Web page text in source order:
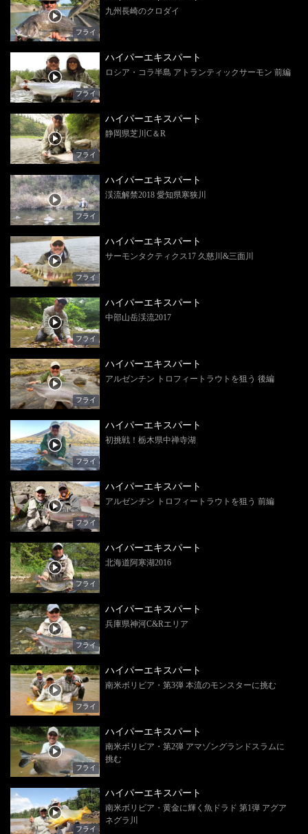
フライ
九州長崎のクロダイ
フライ
ハイパーエキスパート
ロシア・コラ半島 アトランティックサーモン 前編
フライ
ハイパーエキスパート
静岡県芝川C＆R
フライ
ハイパーエキスパート
渓流解禁2018 愛知県寒狭川
フライ
ハイパーエキスパート
サーモンタクティクス17 久慈川&三面川
フライ
ハイパーエキスパート
中部山岳渓流2017
フライ
ハイパーエキスパート
アルゼンチン トロフィートラウトを狙う 後編
フライ
ハイパーエキスパート
初挑戦！栃木県中禅寺湖
フライ
ハイパーエキスパート
アルゼンチン トロフィートラウトを狙う 前編
フライ
ハイパーエキスパート
北海道阿寒湖2016
フライ
ハイパーエキスパート
兵庫県神河C&Rエリア
フライ
ハイパーエキスパート
南米ボリビア・第3弾 本流のモンスターに挑む
フライ
ハイパーエキスパート
南米ボリビア・第2弾 アマゾングランドスラムに
挑む
フライ
ハイパーエキスパート
南米ボリビア・黄金に輝く魚ドラド 第1弾 アグア
ネグラ川